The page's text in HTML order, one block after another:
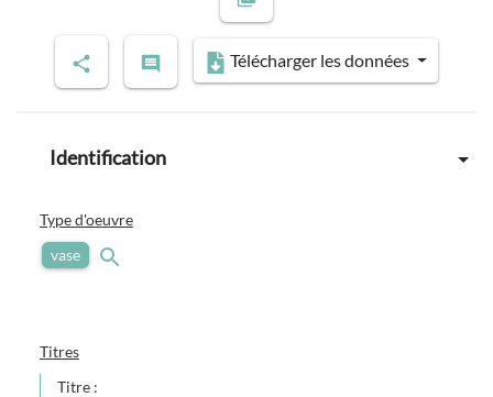
Télécharger les données
Identification
Type d'oeuvre
vase
Titres
Titre :